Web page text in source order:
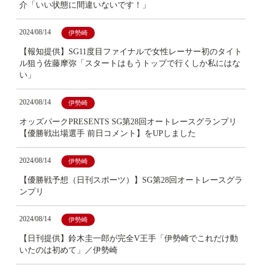
介「いい状態に間違いないです！」
2024/08/14 伊勢崎
【報知提供】SG11度目ファイナルで女性レーサー初のタイト
ル狙う佐藤摩弥「スタートはもうトップで行くしか私にはな
い」
2024/08/14 伊勢崎
オッズパークPRESENTS SG第28回オートレースグランプリ
【優勝戦出場選手 前日コメント】をUPしました
2024/08/14 伊勢崎
【優勝戦予想（日刊スポーツ）】SG第28回オートレースグラ
ンプリ
2024/08/14 伊勢崎
【日刊提供】鈴木圭一郎が完全V王手「伊勢崎でこれだけ動
いたのは初めて」／伊勢崎